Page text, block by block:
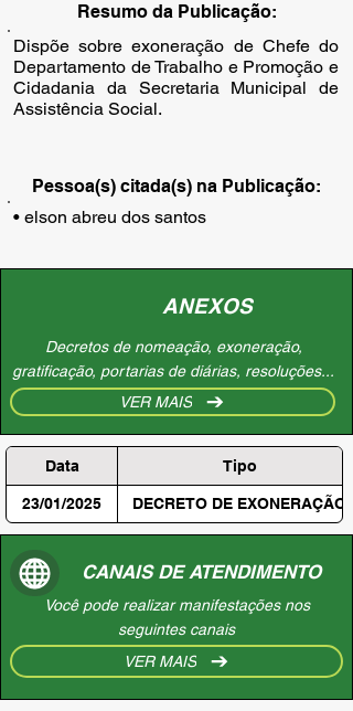
Resumo da Publicação:
Dispõe sobre exoneração de Chefe do
Departamento de Trabalho e Promoção e
Cidadania da Secretaria Municipal de
Assistência Social.
Pessoa(s) citada(s) na Publicação:
• elson abreu dos santos
ANEXOS
Decretos de nomeação, exoneração,
gratificação, portarias de diárias, resoluções...
VER MAIS
Data Tipo
23/01/2025 DECRETO DE EXONERAÇÃO
CANAIS DE ATENDIMENTO
Você pode realizar manifestações nos
seguintes canais
VER MAIS